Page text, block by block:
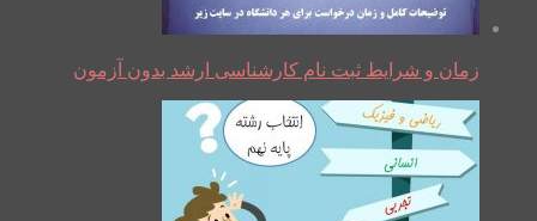
زمان و شرایط ثبت نام کارشناسی ارشد بدون آزمون